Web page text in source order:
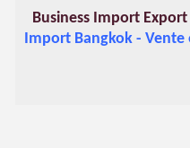
Business Import
Import Bangkok - Vente